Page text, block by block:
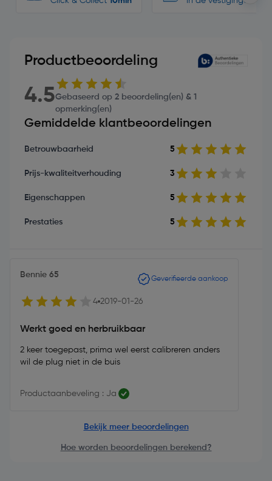
Productbeoordeling
4.5Gebaseerd op 2 beoordeling(en) & 1
opmerking(en)
Gemiddelde klantbeoordelingen
Betrouwbaarheid 5
Prijs-kwaliteitverhouding 3
Eigenschappen 5
Prestaties 5
Bennie 65 Geverifieerde aankoop
4 2019-01-26
Werkt goed en herbruikbaar
2 keer toegepast, prima wel eerst calibreren anders
wil de plug niet in de buis
Productaanbeveling : Ja
Bekijk meer beoordelingen
Hoe worden beoordelingen berekend?